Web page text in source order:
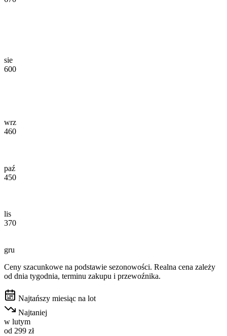
sie
600
wrz
460
paź
450
lis
370
gru
Ceny szacunkowe na podstawie sezonowości. Realna cena zależy
od dnia tygodnia, terminu zakupu i przewoźnika.
Najtańszy miesiąc na lot
Najtaniej
w lutym
od 299 zł